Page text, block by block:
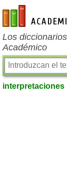
es-academic.com
Los
Académico
interpretaciones